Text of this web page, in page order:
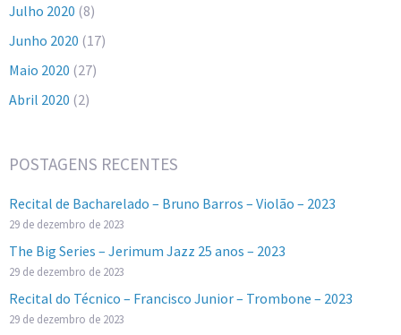
Julho 2020 (8)
Junho 2020 (17)
Maio 2020 (27)
Abril 2020 (2)
POSTAGENS RECENTES
Recital de Bacharelado – Bruno Barros – Violão – 2023
29 de dezembro de 2023
The Big Series – Jerimum Jazz 25 anos – 2023
29 de dezembro de 2023
Recital do Técnico – Francisco Junior – Trombone – 2023
29 de dezembro de 2023